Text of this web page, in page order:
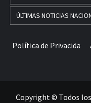
ÚLTIMAS NOTICIAS
Política de Privacida
Copyright © Todos